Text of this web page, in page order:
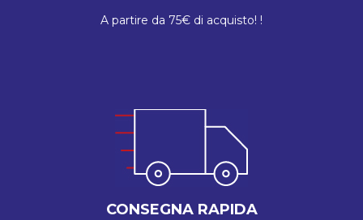
A partire da 75€ di acquisto! !
CONSEGNA RAPIDA